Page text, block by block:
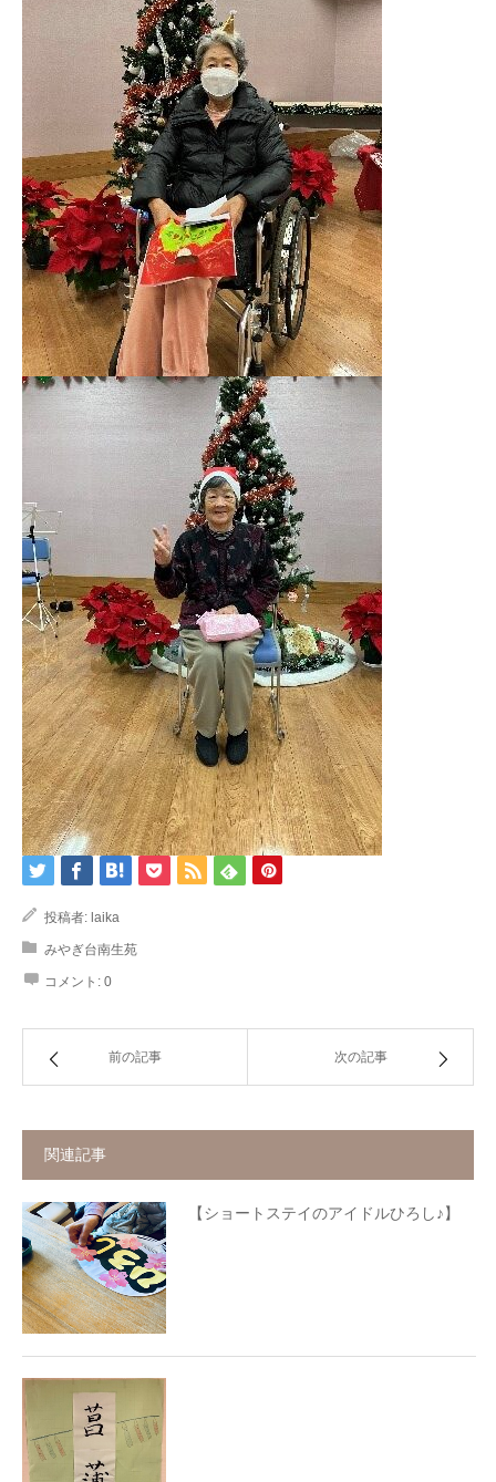
投稿者: laika
みやぎ台南生苑
コメント: 0
前の記事 次の記事
関連記事
【ショートステイのアイドルひろし♪】